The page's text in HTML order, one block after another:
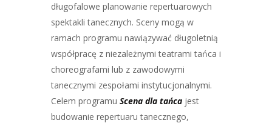
długofalowe planowanie repertuarowych
spektakli tanecznych. Sceny mogą w
ramach programu nawiązywać długoletnią
współpracę z niezależnymi teatrami tańca i
choreografami lub z zawodowymi
tanecznymi zespołami instytucjonalnymi.
Celem programu Scena dla tańca jest
budowanie repertuaru tanecznego,